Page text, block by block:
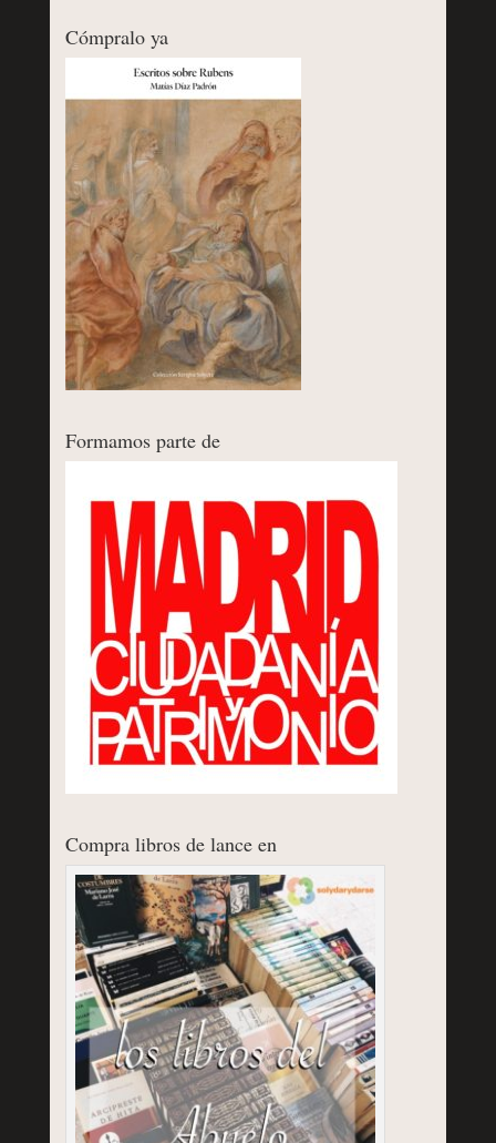
Cómpralo ya
Formamos parte de
Compra libros de lance en